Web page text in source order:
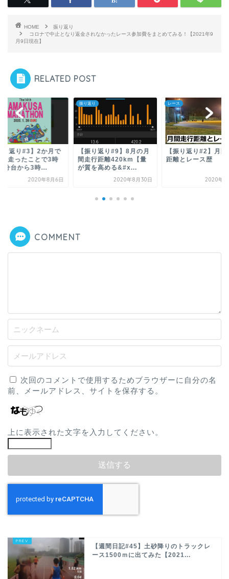
HOME
振り返り
コロナで中止となり返金されなかったレース参加費をまとめてみる！【2021年9
月9日現在】
RELATED POST
り返り#9】8月の月
行距離420km【量
を高める&#x...
2020年8月30日
レース
【振り返り#2】月間走行
距離とレース歴
2020年8月6日
振り返り
【振り返り#6】猛暑
続く中でどうやって
2020年8
COMMENT
次回のコメントで使用するためブラウザーに自分の名
前、メールアドレス、サイトを保存する。
上に表示された文字を入力してください。
【週間日記#45】土砂降りのトラックレ
ース1500ｍに出てみた【2021...